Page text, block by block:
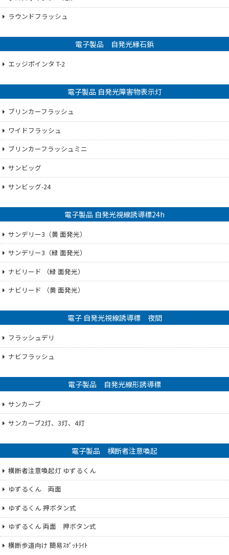
ラウンドフラッシュ
電子製品 自発光縁石鋲
エッジポインタ T-2
電子製品 自発光障害物表示灯
ブリンカーフラッシュ
ワイドフラッシュ
ブリンカーフラッシュミニ
サンビッグ
サンビッグ-24
電子製品 自発光視線誘導標24h
サンデリー3（黄 面発光）
サンデリー3（緑 面発光）
ナビリード （緑 面発光）
ナビリード （黄 面発光）
電子 自発光視線誘導標 夜間
フラッシュデリ
ナビフラッシュ
電子製品 自発光線形誘導標
サンカーブ
サンカーブ2灯、3灯、4灯
電子製品 横断者注意喚起
横断者注意喚起灯 ゆずるくん
ゆずるくん 両面
ゆずるくん 押ボタン式
ゆずるくん 両面 押ボタン式
横断歩道向け 簡易ｽﾎﾟｯﾄﾗｲﾄ